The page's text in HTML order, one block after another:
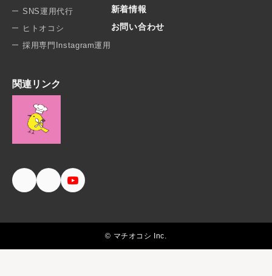
SNS運用代行
ヒトオコシ
採用専門Instagram運用
新着情報
お問い合わせ
関連リンク
© マチオコシ Inc.